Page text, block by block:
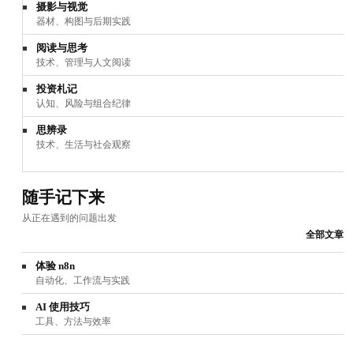
摄影与视觉
器材、构图与后期实践
阅读与思考
技术、管理与人文阅读
投资札记
认知、风险与组合纪律
思辨录
技术、生活与社会观察
随手记下来
从正在遇到的问题出发
全部文章
体验 n8n
自动化、工作流与实践
AI 使用技巧
工具、方法与效率